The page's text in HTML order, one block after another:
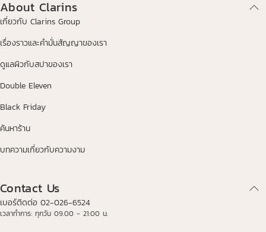
About Clarins
เกี่ยวกับ Clarins Group
เรื่องราวและคำมั่นสัญญาของเรา
ดูแลผิวกับสปาของเรา
Double Eleven
Black Friday
ค้นหาร้าน
บทความเกี่ยวกับความงาม
Contact Us
เบอร์ติดต่อ 02-026-6524
เวลาทำการ: ทุกวัน 09.00 - 21:00 น.